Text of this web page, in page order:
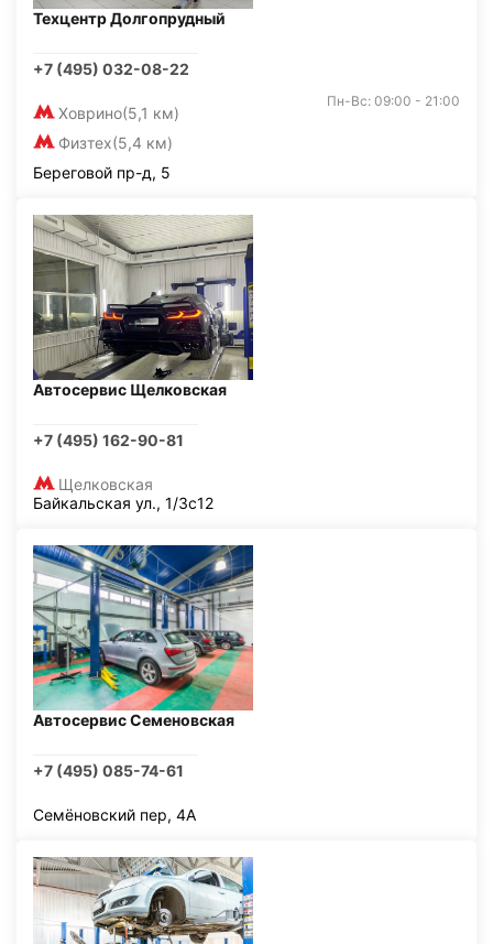
Техцентр Долгопрудный
+7 (495) 032-08-22
Ховрино(5,1 км)
Физтех(5,4 км)
Пн-Вс: 09:00 - 21:00
Береговой пр-д, 5
Автосервис Щелковская
+7 (495) 162-90-81
Щелковская
Байкальская ул., 1/3с12
Автосервис Семеновская
+7 (495) 085-74-61
Семёновский пер, 4А